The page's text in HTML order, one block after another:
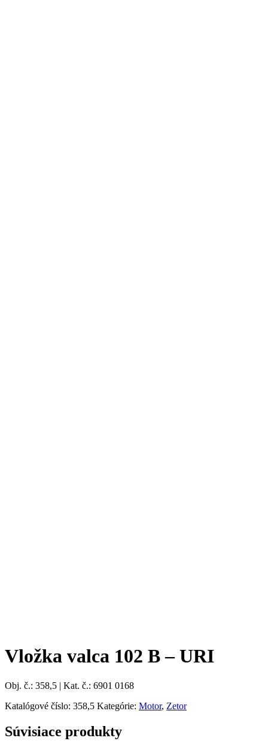
Vložka valca 102 B – URI
Obj. č.: 358,5 | Kat. č.: 6901 0168
Katalógové číslo: 358,5 Kategórie: Motor, Zetor
Súvisiace produkty